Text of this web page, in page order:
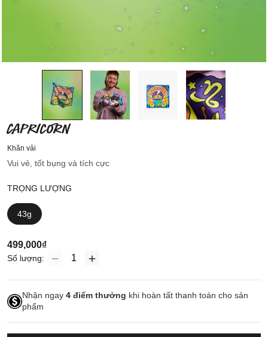
CAPRICORN
Khăn vải
Vui vẻ, tốt bụng và tích cực
TRỌNG LƯỢNG
43g
499,000₫
Số lượng:
Nhận ngay 4 điểm thưởng khi hoàn tất thanh toán cho sản
phẩm